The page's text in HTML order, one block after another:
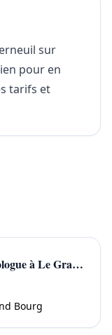
sur
pour en
tarifs et
Pierre Chatignoux — Psychologue à Le Grand Bourg
Bourg